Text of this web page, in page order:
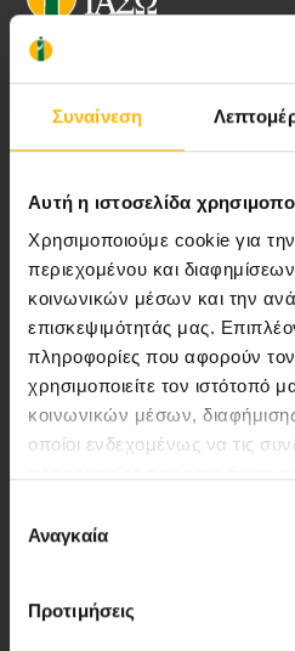
Συναίνεση
Αυτή η ιστοσελίδα
Χρησιμοποιούμε cookie για
περιεχομένου και
κοινωνικών μέσων και την
επισκεψιμότητάς μας.
πληροφορίες που αφορούν
χρησιμοποιείτε τον ιστότοπό
κοινωνικών μέσων,
οποίοι ενδεχομένως να τις
των υπηρεσιών τους.
συγκατάθεσης
Αναγκαία
Προτιμήσεις
ποιότητας
Περιοχή